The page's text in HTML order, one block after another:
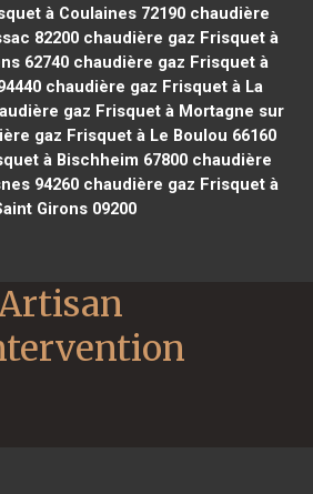
à Coulaines 72190chaudière
82200 chaudière gaz Frisquet à
62740chaudière gaz Frisquet à
chaudière gaz Frisquet à La
gaz Frisquet à Mortagne sur
gaz Frisquet à Le Boulou 66160
à Bischheim 67800chaudière
94260chaudière gaz Frisquet à
Girons 09200